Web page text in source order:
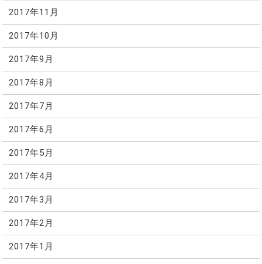
2017年11月
2017年10月
2017年9月
2017年8月
2017年7月
2017年6月
2017年5月
2017年4月
2017年3月
2017年2月
2017年1月